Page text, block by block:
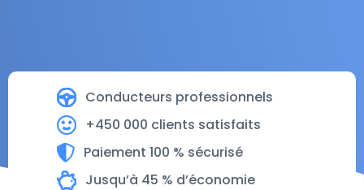
Conducteurs professionnels
+450 000 clients satisfaits
Paiement 100 % sécurisé
Jusqu’à 45 % d’économie